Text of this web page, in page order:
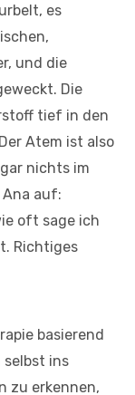
es
und die
Die
tief in den
Atem ist also
nichts im
auf:
oft sage ich
Richtiges
basierend
selbst ins
zu erkennen,